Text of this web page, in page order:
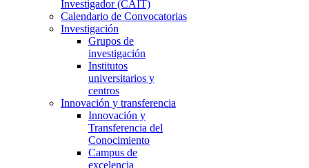
Investigador (CAIT)
Calendario de Convocatorias
Investigación
Grupos de
investigación
Institutos
universitarios y
centros
Innovación y transferencia
Innovación y
Transferencia del
Conocimiento
Campus de
excelencia